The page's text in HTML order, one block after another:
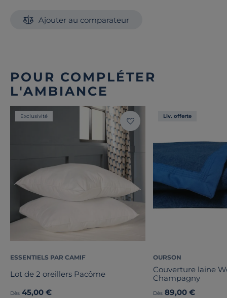
Ajouter au comparateur
POUR COMPLÉTER
L'AMBIANCE
Exclusivité
ESSENTIELS PAR CAMIF
Lot de 2 oreillers Pacôme
Dès 45,00 €
Liv. offerte
OURSON
Couverture laine
Champagny
Dès 89,00 €